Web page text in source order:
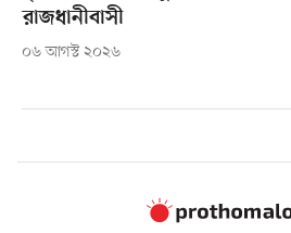
রাজধানীবাসী
০৬ আগস্ট ২০২৬